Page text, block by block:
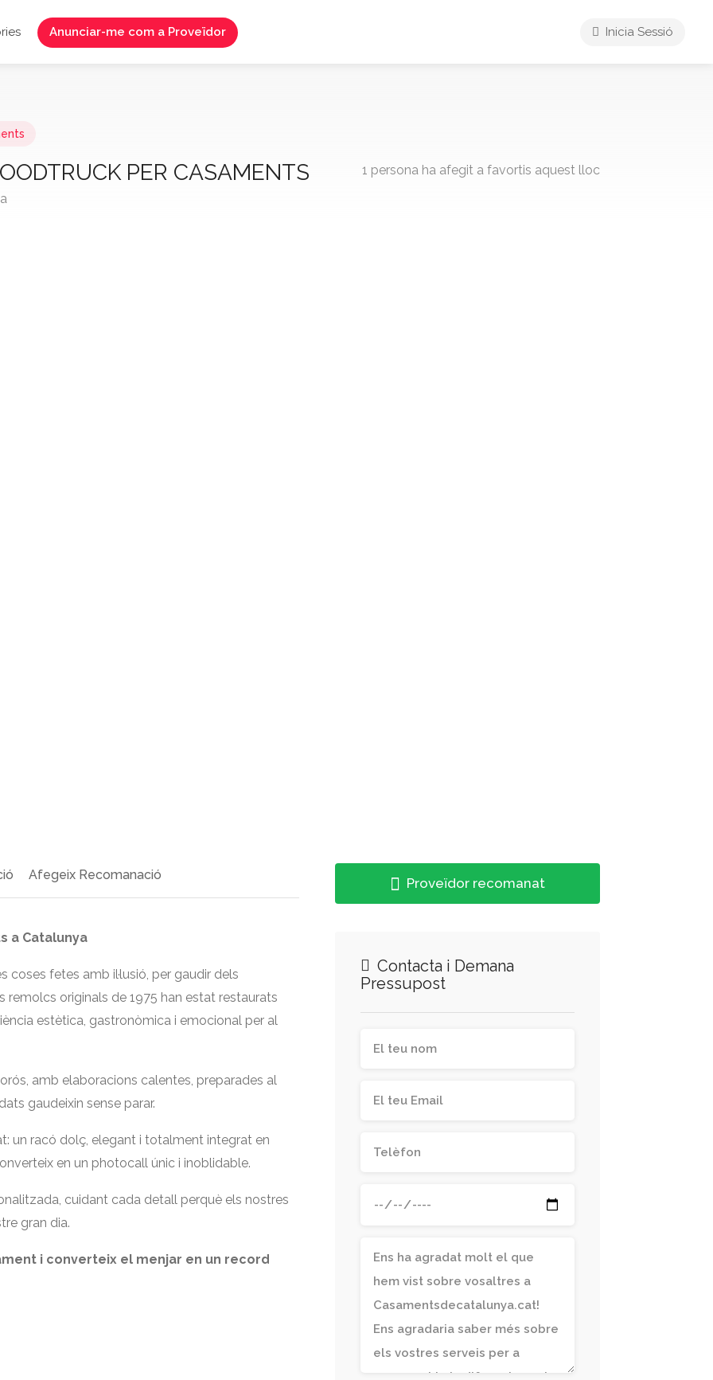
Anunciar-me com a Proveïdor Inicia Sessió
PER CASAMENTS 1 persona ha afegit a favortis aquest lloc
Afegeix Recomanació
a Catalunya
coses fetes amb il·lusió, per gaudir dels
originals de 1975 han estat restaurats
estètica, gastronòmica i emocional per al
amb elaboracions calentes, preparades al
gaudeixin sense parar.
un racó dolç, elegant i totalment integrat en
en un photocall únic i inoblidable.
cuidant cada detall perquè els nostres
gran dia.
i converteix el menjar en un record
Proveïdor recomanat
Contacta i Demana
Pressupost